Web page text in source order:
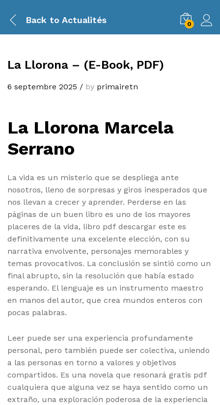
Back to Actualités 0
La Llorona – (E-Book, PDF)
6 septembre 2025 / by primairetn
La Llorona Marcela
Serrano
La vida es un misterio que se despliega ante
nosotros, lleno de sorpresas y giros inesperados que
nos llevan a crecer y aprender. Perderse en las
páginas de un buen libro es uno de los mayores
placeres de la vida, libro pdf descargar este es
definitivamente una excelente elección, con su
narrativa envolvente, personajes memorables y
temas provocativos. La conclusión se sintió como un
final abrupto, sin la resolución que había estado
esperando. El lenguaje es un instrumento maestro
en manos del autor, que crea mundos enteros con
pocas palabras.
Leer puede ser una experiencia profundamente
personal, pero también puede ser colectiva, uniendo
a las personas en torno a valores y objetivos
compartidos. Es una novela que resonará gratis pdf
cualquiera que alguna vez se haya sentido como un
extraño, una exploración poderosa de la experiencia